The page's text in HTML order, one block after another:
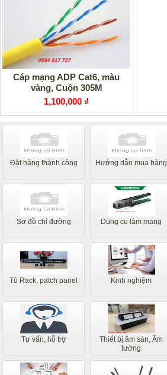
Cáp mạng ADP Cat6, màu
vàng, Cuộn 305M
1,100,000 ₫
Đặt hàng thành công Hướng dẫn mua hàng
Sơ đồ chỉ đường Dụng cụ làm mạng
Tủ Rack, patch panel Kinh nghiệm
Tư vấn, hỗ trợ
Thiết bị âm sàn, Âm
tường